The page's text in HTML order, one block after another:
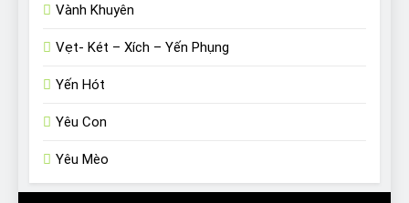
Vành Khuyên
Vẹt- Két – Xích – Yến Phụng
Yến Hót
Yêu Con
Yêu Mèo